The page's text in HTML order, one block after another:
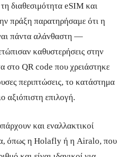
διαθεσιμότητα eSIM και
πράξη παρατηρήσαμε ότι η
πάντα αλάνθαστη —
καθυστερήσεις στην
στο QR code που χρειάστηκε
περιπτώσεις, το κατάστημα
αξιόπιστη επιλογή.
και εναλλακτικοί
όπως η Holafly ή η Airalo, που